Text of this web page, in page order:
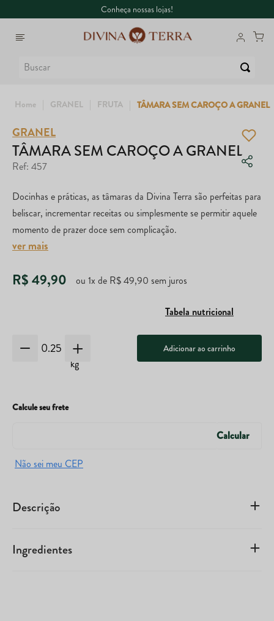
Conheça nossas lojas!
GRANEL FRUTA TÂMARA SEM CAROÇO A GRANEL
GRANEL
TÂMARA SEM CAROÇO A GRANEL
Ref: 457
Docinhas e práticas, as tâmaras da Divina Terra são perfeitas para
beliscar, incrementar receitas ou simplesmente se permitir aquele
momento de prazer doce sem complicação.
ver mais
R$49,90 ou 1x de R$49,90 sem juros
Tabela nutricional
kg
Adicionar ao carrinho
Calcule seu frete
Descrição
Ingredientes
1º Whey
2º Creatina
3º Ômega
4º Garrafa
5º Magnésio
6 º Dux
8º Maca Peruana
9º Nac